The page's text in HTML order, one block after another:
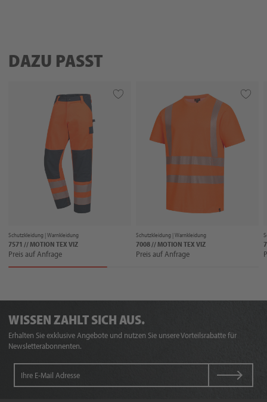
DAZU PASST
Schutzkleidung |Warnkleidung
7571 // MOTION TEX VIZ
Preis auf Anfrage
Schutzkleidung |Warnkleidung
7008 // MOTION TEX VIZ
Preis auf Anfrage
WISSEN ZAHLT SICH AUS.
Erhalten Sie exklusive Angebote und nutzen Sie unsere Vorteilsrabatte für
Newsletterabonnenten.